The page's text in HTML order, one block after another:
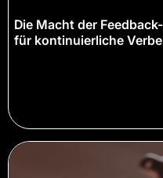
Die Macht der
für kontinuierliche